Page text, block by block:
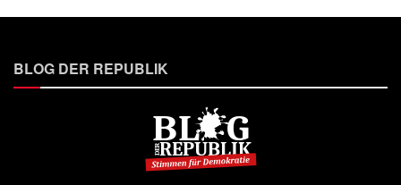
BLOG DER REPUBLIK